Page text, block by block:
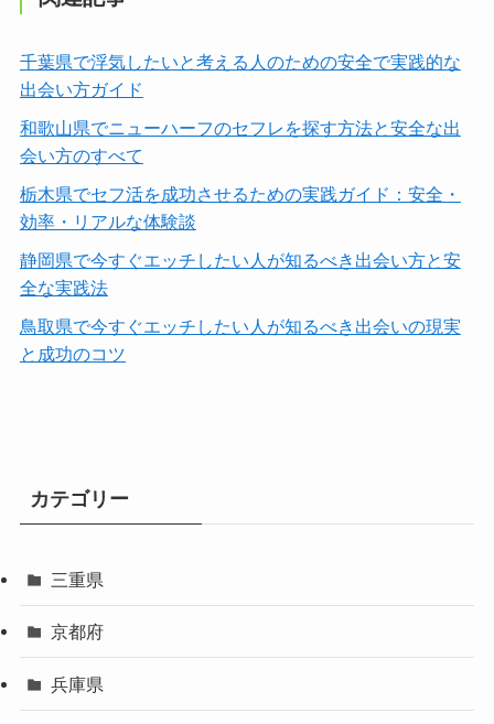
千葉県で浮気したいと考える人のための安全で実践的な
出会い方ガイド
和歌山県でニューハーフのセフレを探す方法と安全な出
会い方のすべて
栃木県でセフ活を成功させるための実践ガイド：安全・
効率・リアルな体験談
静岡県で今すぐエッチしたい人が知るべき出会い方と安
全な実践法
鳥取県で今すぐエッチしたい人が知るべき出会いの現実
と成功のコツ
カテゴリー
三重県
京都府
兵庫県